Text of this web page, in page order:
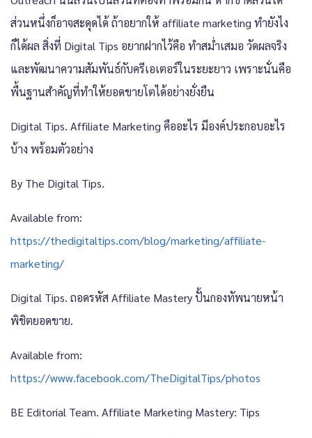
ส่วนหนึ่งก็อาจสะดุดได้ ถ้าอยากให้ affiliate marketing ทำยังไง
ก็ได้ผล สิ่งที่ Digital Tips อยากฝากไว้คือ ทำสม่ำเสมอ วัดผลจริง
และพัฒนาความสัมพันธ์กับครีเอเตอร์ในระยะยาว เพราะนั่นคือ
พื้นฐานสำคัญที่ทำให้ยอดขายโตได้อย่างยั่งยืน
Digital Tips. Affiliate Marketing คืออะไร มีองค์ประกอบอะไร
บ้าง พร้อมตัวอย่าง
By The Digital Tips.
Available from:
https://thedigitaltips.com/blog/marketing/affiliate-
marketing/
Digital Tips. ถอดรหัส Affiliate Mastery ปั้นกองทัพนายหน้า
พิชิตยอดขาย.
Available from:
https://www.facebook.com/TheDigitalTips/photos
BE Editorial Team. Affiliate Marketing Mastery: Tips